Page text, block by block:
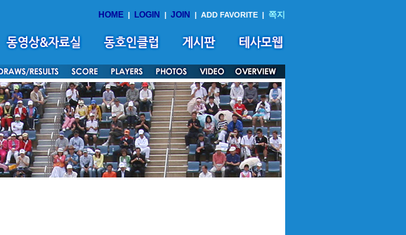
HOME | LOGIN | JOIN | ADD FAVORITE | 쪽지